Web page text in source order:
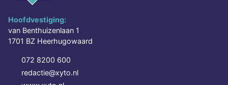
Hoofdvestiging:
van Benthuizenlaan 1
1701 BZ Heerhugowaard
072 8200 600
redactie@xyto.nl